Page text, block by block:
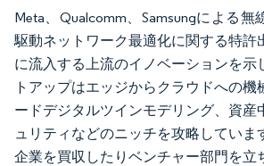
Meta、Qualcomm、Samsungによる
駆動ネットワーク最適化に関する特許
に流入する上流のイノベーションを示
トアップはエッジからクラウドへの機
ードデジタルツインモデリング、資産
ュリティなどのニッチを攻略していま
企業を買収したりベンチャー部門を立